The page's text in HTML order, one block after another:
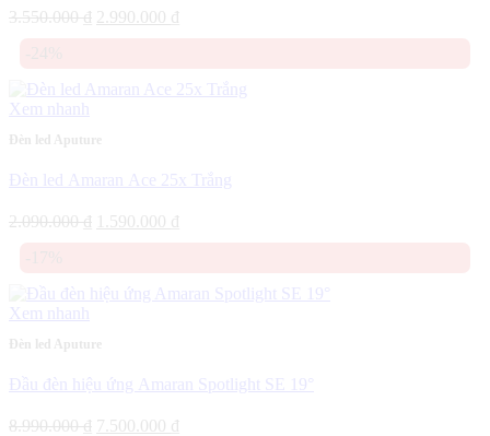
3.550.000₫
Giá
2.990.000 ₫
2.990.000 ₫.
Xem nhanh
Đèn led Aputure
Đèn led Amaran Ace 25x Trắng
2.090.000₫
Giá
1.590.000 ₫
1.590.000 ₫.
Xem nhanh
Đèn led Aputure
Đầu đèn hiệu ứng Amaran Spotlight SE 19°
8.990.000₫ Giá
7.500.000 ₫